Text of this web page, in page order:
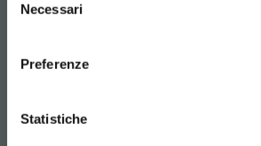
delNecessari
Preferenze
Statistiche
Conformité aux normes
industrielles
Idéal pour tous les